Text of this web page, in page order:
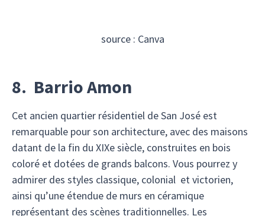
source : Canva
8. Barrio Amon
Cet ancien quartier résidentiel de San José est
remarquable pour son architecture, avec des maisons
datant de la fin du XIXe siècle, construites en bois
coloré et dotées de grands balcons. Vous pourrez y
admirer des styles classique, colonial et victorien,
ainsi qu’une étendue de murs en céramique
représentant des scènes traditionnelles. Les